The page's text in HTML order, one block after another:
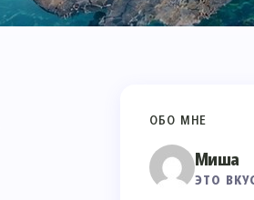
ОБО МНЕ
Миша
ЭТО